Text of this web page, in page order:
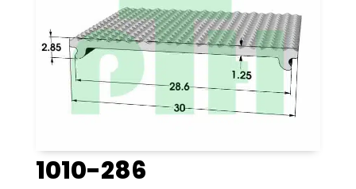
1010-286